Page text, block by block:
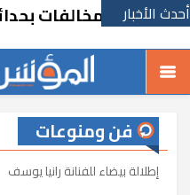
أحدث الأخبار بحدائق
فن ومنوعات
إطلالة بيضاء للفنانة رانيا يوسف